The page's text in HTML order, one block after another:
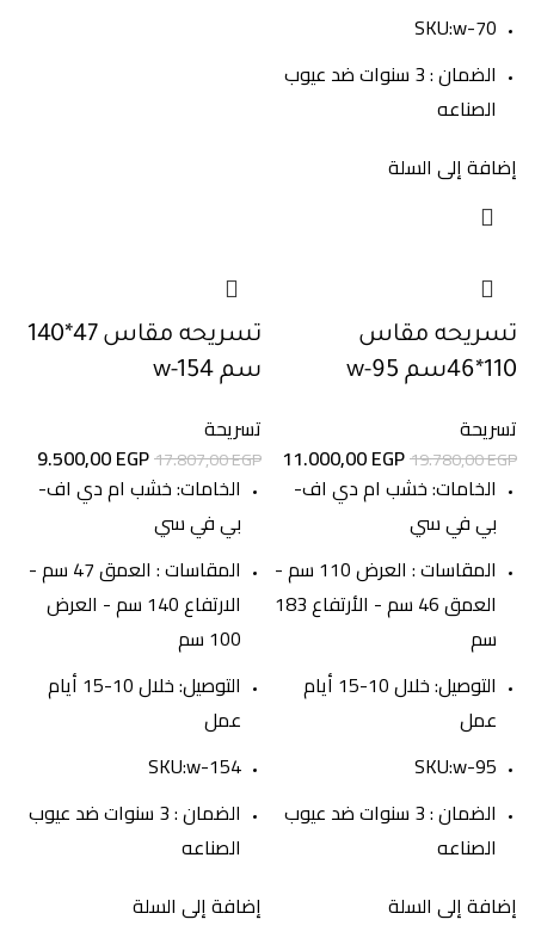
SKU:w-70
الضمان : 3 سنوات ضد عيوب
الصناعه
إضافة إلى السلة
تسريحه مقاس
110*46سم w-95
تسريحة
19.780,00EGP
11.000,00EGP
الخامات: خشب ام دي اف-
بي في سي
المقاسات : العرض 110 سم -
العمق 46 سم - الأرتفاع 183
سم
التوصيل: خلال 10-15 أيام
عمل
SKU:w-95
الضمان : 3 سنوات ضد عيوب
الصناعه
إضافة إلى السلة
تسريحه مقاس 47*140
سم w-154
تسريحة
17.807,00EGP
9.500,00EGP
الخامات: خشب ام دي اف-
بي في سي
المقاسات : العمق 47 سم -
الارتفاع 140 سم - العرض
100 سم
التوصيل: خلال 10-15 أيام
عمل
SKU:w-154
الضمان : 3 سنوات ضد عيوب
الصناعه
إضافة إلى السلة